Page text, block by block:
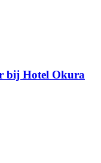
bij Hotel Okura